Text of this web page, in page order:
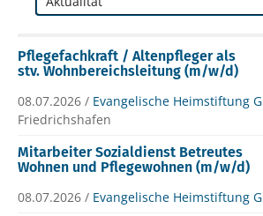
Pflegefachkraft / Altenpfleger als
stv. Wohnbereichsleitung (m/w/d)
08.07.2026 / Evangelische Heimstiftung
Friedrichshafen
Mitarbeiter Sozialdienst Betreutes
Wohnen und Pflegewohnen (m/w/d)
08.07.2026 / Evangelische Heimstiftung